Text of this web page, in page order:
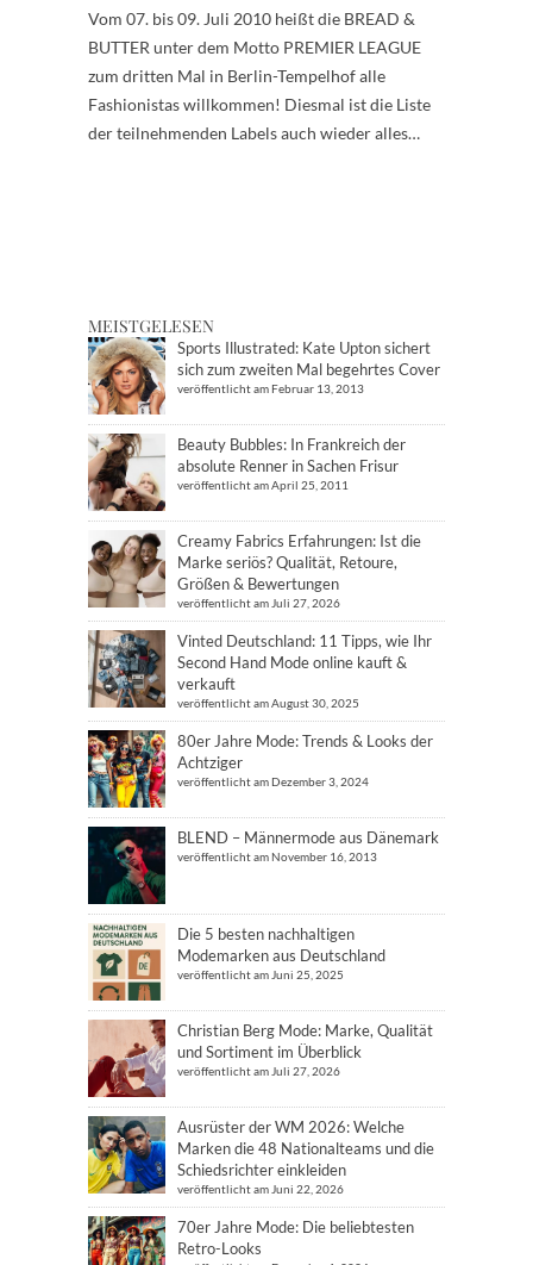
Vom 07. bis 09. Juli 2010 heißt die BREAD &
BUTTER unter dem Motto PREMIER LEAGUE
zum dritten Mal in Berlin-Tempelhof alle
Fashionistas willkommen! Diesmal ist die Liste
der teilnehmenden Labels auch wieder alles…
MEISTGELESEN
Sports Illustrated: Kate Upton sichert
sich zum zweiten Mal begehrtes Cover
veröffentlicht am Februar 13, 2013
Beauty Bubbles: In Frankreich der
absolute Renner in Sachen Frisur
veröffentlicht am April 25, 2011
Creamy Fabrics Erfahrungen: Ist die
Marke seriös? Qualität, Retoure,
Größen & Bewertungen
veröffentlicht am Juli 27, 2026
Vinted Deutschland: 11 Tipps, wie Ihr
Second Hand Mode online kauft &
verkauft
veröffentlicht am August 30, 2025
80er Jahre Mode: Trends & Looks der
Achtziger
veröffentlicht am Dezember 3, 2024
BLEND – Männermode aus Dänemark
veröffentlicht am November 16, 2013
Die 5 besten nachhaltigen
Modemarken aus Deutschland
veröffentlicht am Juni 25, 2025
Christian Berg Mode: Marke, Qualität
und Sortiment im Überblick
veröffentlicht am Juli 27, 2026
Ausrüster der WM 2026: Welche
Marken die 48 Nationalteams und die
Schiedsrichter einkleiden
veröffentlicht am Juni 22, 2026
70er Jahre Mode: Die beliebtesten
Retro-Looks